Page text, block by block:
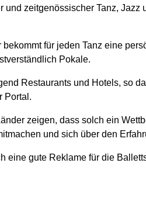
zeitgenössischer Tanz,
für jeden Tanz eine
Pokale.
Restaurants und Hotels, so
Portal.
zeigen, dass solch ein
und sich über den
eine gute Reklame für die